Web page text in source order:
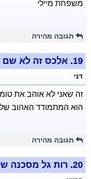
משפחת מיילי
תגובה מהירה
19. אלכס זה לא שם
דני
זה שאני לא אוהב את
הוא המתמודד האהוב
תגובה מהירה
20. רות גל מסכנה